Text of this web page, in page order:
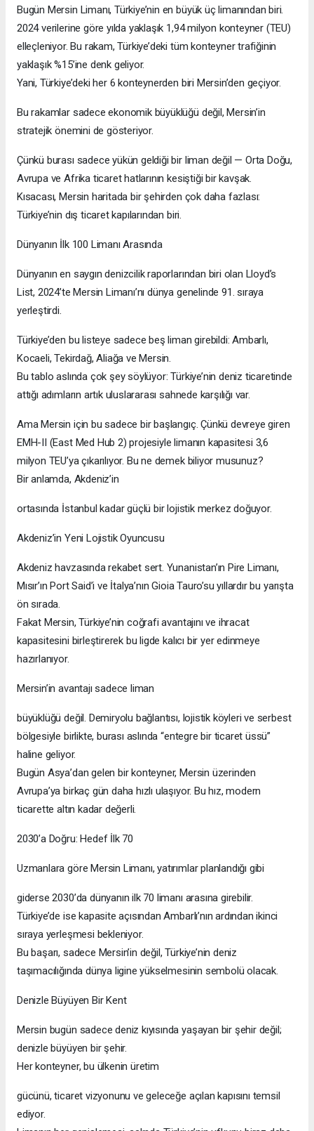
Bugün Mersin Limanı, Türkiye’nin en büyük üç limanından biri.
2024 verilerine göre yılda yaklaşık 1,94 milyon konteyner (TEU)
elleçleniyor. Bu rakam, Türkiye’deki tüm konteyner trafiğinin
yaklaşık %15’ine denk geliyor.
Yani, Türkiye’deki her 6 konteynerden biri Mersin’den geçiyor.
Bu rakamlar sadece ekonomik büyüklüğü değil, Mersin’in
stratejik önemini de gösteriyor.
Çünkü burası sadece yükün geldiği bir liman değil — Orta Doğu,
Avrupa ve Afrika ticaret hatlarının kesiştiği bir kavşak.
Kısacası, Mersin haritada bir şehirden çok daha fazlası:
Türkiye’nin dış ticaret kapılarından biri.
Dünyanın İlk 100 Limanı Arasında
Dünyanın en saygın denizcilik raporlarından biri olan Lloyd’s
List, 2024’te Mersin Limanı’nı dünya genelinde 91. sıraya
yerleştirdi.
Türkiye’den bu listeye sadece beş liman girebildi: Ambarlı,
Kocaeli, Tekirdağ, Aliağa ve Mersin.
Bu tablo aslında çok şey söylüyor: Türkiye’nin deniz ticaretinde
attığı adımların artık uluslararası sahnede karşılığı var.
Ama Mersin için bu sadece bir başlangıç. Çünkü devreye giren
EMH-II (East Med Hub 2) projesiyle limanın kapasitesi 3,6
milyon TEU’ya çıkarılıyor. Bu ne demek biliyor musunuz?
Bir anlamda, Akdeniz’in
ortasında İstanbul kadar güçlü bir lojistik merkez doğuyor.
Akdeniz’in Yeni Lojistik Oyuncusu
Akdeniz havzasında rekabet sert. Yunanistan’ın Pire Limanı,
Mısır’ın Port Said’i ve İtalya’nın Gioia Tauro’su yıllardır bu yarışta
ön sırada.
Fakat Mersin, Türkiye’nin coğrafi avantajını ve ihracat
kapasitesini birleştirerek bu ligde kalıcı bir yer edinmeye
hazırlanıyor.
Mersin’in avantajı sadece liman
büyüklüğü değil. Demiryolu bağlantısı, lojistik köyleri ve serbest
bölgesiyle birlikte, burası aslında “entegre bir ticaret üssü”
haline geliyor.
Bugün Asya’dan gelen bir konteyner, Mersin üzerinden
Avrupa’ya birkaç gün daha hızlı ulaşıyor. Bu hız, modern
ticarette altın kadar değerli.
2030’a Doğru: Hedef İlk 70
Uzmanlara göre Mersin Limanı, yatırımlar planlandığı gibi
giderse 2030’da dünyanın ilk 70 limanı arasına girebilir.
Türkiye’de ise kapasite açısından Ambarlı’nın ardından ikinci
sıraya yerleşmesi bekleniyor.
Bu başarı, sadece Mersin’in değil, Türkiye’nin deniz
taşımacılığında dünya ligine yükselmesinin sembolü olacak.
Denizle Büyüyen Bir Kent
Mersin bugün sadece deniz kıyısında yaşayan bir şehir değil;
denizle büyüyen bir şehir.
Her konteyner, bu ülkenin üretim
gücünü, ticaret vizyonunu ve geleceğe açılan kapısını temsil
ediyor.